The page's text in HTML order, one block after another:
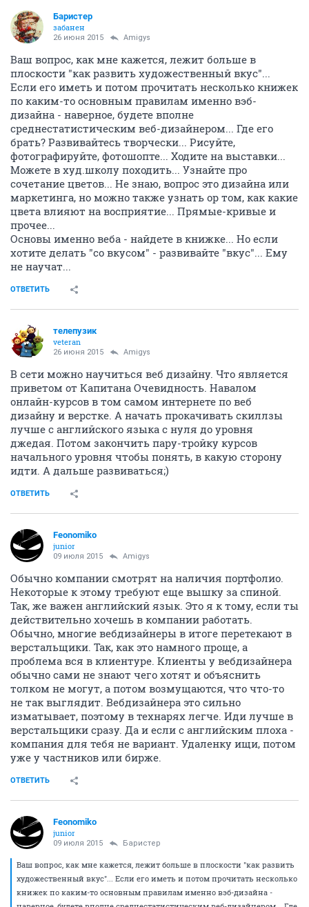
Баристер
забанен
26 июня 2015 Amigys
Ваш вопрос, как мне кажется, лежит больше в
плоскости "как развить художественный вкус"...
Если его иметь и потом прочитать несколько книжек
по каким-то основным правилам именно вэб-
дизайна - наверное, будете вполне
среднестатистическим веб-дизайнером... Где его
брать? Развивайтесь творчески... Рисуйте,
фотографируйте, фотошопте... Ходите на выставки...
Можете в худ.школу походить... Узнайте про
сочетание цветов... Не знаю, вопрос это дизайна или
маркетинга, но можно также узнать ор том, как какие
цвета влияют на восприятие... Прямые-кривые и
прочее...
Основы именно веба - найдете в книжке... Но если
хотите делать "со вкусом" - развивайте "вкус"... Ему
не научат...
ОТВЕТИТЬ
телепузик
veteran
26 июня 2015 Amigys
В сети можно научиться веб дизайну. Что является
приветом от Капитана Очевидность. Навалом
онлайн-курсов в том самом интернете по веб
дизайну и верстке. А начать прокачивать скиллзы
лучше с английского языка с нуля до уровня
джедая. Потом закончить пару-тройку курсов
начального уровня чтобы понять, в какую сторону
идти. А дальше развиваться;)
ОТВЕТИТЬ
Feonomiko
junior
09 июля 2015 Amigys
Обычно компании смотрят на наличия портфолио.
Некоторые к этому требуют еще вышку за спиной.
Так, же важен английский язык. Это я к тому, если ты
действительно хочешь в компании работать.
Обычно, многие вебдизайнеры в итоге перетекают в
верстальщики. Так, как это намного проще, а
проблема вся в клиентуре. Клиенты у вебдизайнера
обычно сами не знают чего хотят и объяснить
толком не могут, а потом возмущаются, что что-то
не так выглядит. Вебдизайнера это сильно
изматывает, поэтому в технарях легче. Иди лучше в
верстальщики сразу. Да и если с английским плоха -
компания для тебя не вариант. Удаленку ищи, потом
уже у частников или бирже.
ОТВЕТИТЬ
Feonomiko
junior
09 июля 2015 Баристер
Ваш вопрос, как мне кажется, лежит больше в плоскости "как развить
художественный вкус"... Если его иметь и потом прочитать несколько
книжек по каким-то основным правилам именно вэб-дизайна -